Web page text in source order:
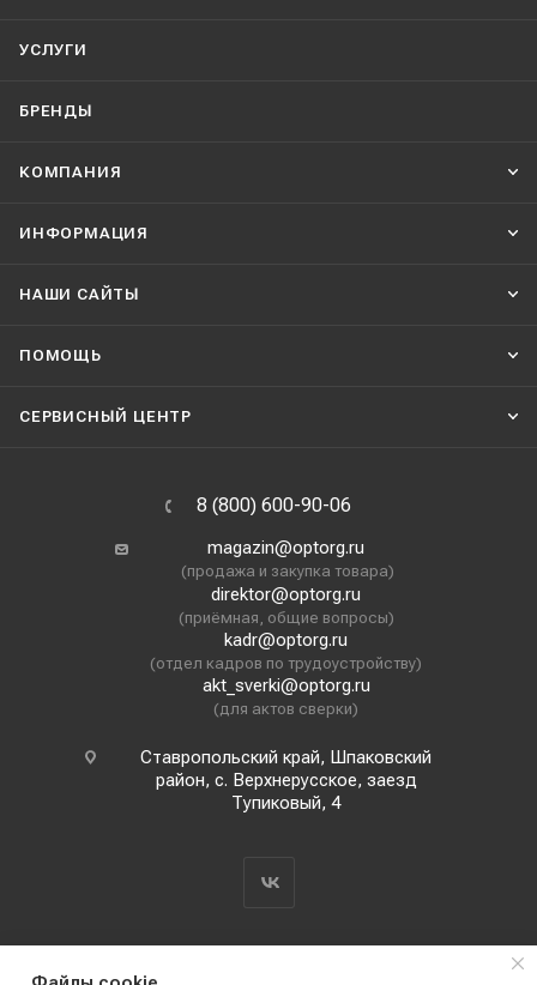
УСЛУГИ
БРЕНДЫ
КОМПАНИЯ
ИНФОРМАЦИЯ
НАШИ CАЙТЫ
ПОМОЩЬ
СЕРВИСНЫЙ ЦЕНТР
8 (800) 600-90-06
magazin@optorg.ru
(продажа и закупка товара)
direktor@optorg.ru
(приёмная, общие вопросы)
kadr@optorg.ru
(отдел кадров по трудоустройству)
akt_sverki@optorg.ru
(для актов сверки)
Ставропольский край, Шпаковский
район, с. Верхнерусское, заезд
Тупиковый, 4